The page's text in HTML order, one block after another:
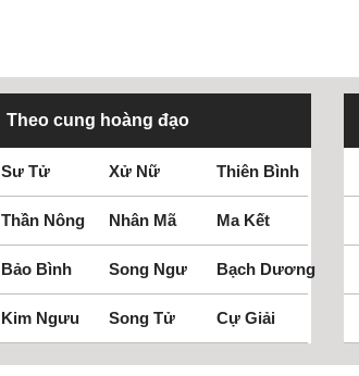
Theo cung hoàng đạo
Sư Tử Xử Nữ Thiên Bình
Thần Nông Nhân Mã Ma Kết
Bảo Bình Song Ngư Bạch Dương
Kim Ngưu Song Tử Cự Giải